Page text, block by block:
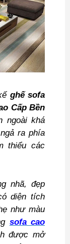
ghế sofa
Cấp Bền
ngoài khá
ra phía
thiểu các
nhã, đẹp
diện tích
như màu
sofa cao
được mở